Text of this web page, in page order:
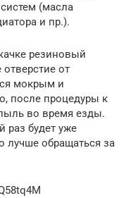
(масла
и пр.).
резиновый
от
мокрым и
после процедуры к
во время езды.
раз будет уже
лучше обращаться за